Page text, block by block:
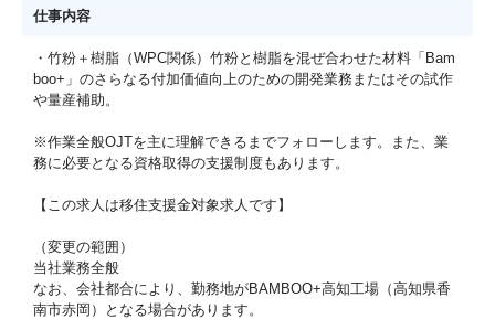
仕事内容
・竹粉＋樹脂（WPC関係）竹粉と樹脂を混ぜ合わせた材料「Bam
boo+」のさらなる付加価値向上のための開発業務またはその試作
や量産補助。
※作業全般OJTを主に理解できるまでフォローします。また、業
務に必要となる資格取得の支援制度もあります。
【この求人は移住支援金対象求人です】
（変更の範囲）
当社業務全般
なお、会社都合により、勤務地がBAMBOO+高知工場（高知県香
南市赤岡）となる場合があります。